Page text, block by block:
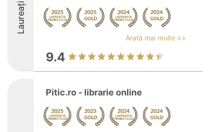
Laureați
Arată mai multe >>
9.4
Pitic.ro - librarie online